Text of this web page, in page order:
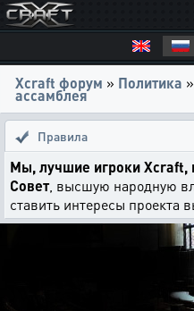
Xcraft форум » Политика »
ассамблея
Правила
Мы, лучшие игроки
Совет, высшую народную
ставить интересы